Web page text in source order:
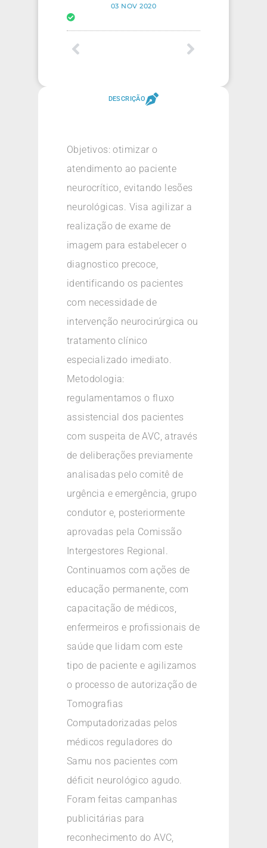
03 NOV 2020
DESCRIÇÃO
Objetivos: otimizar o
atendimento ao paciente
neurocrítico, evitando lesões
neurológicas. Visa agilizar a
realização de exame de
imagem para estabelecer o
diagnostico precoce,
identificando os pacientes
com necessidade de
intervenção neurocirúrgica ou
tratamento clínico
especializado imediato.
Metodologia:
regulamentamos o fluxo
assistencial dos pacientes
com suspeita de AVC, através
de deliberações previamente
analisadas pelo comitê de
urgência e emergência, grupo
condutor e, posteriormente
aprovadas pela Comissão
Intergestores Regional.
Continuamos com ações de
educação permanente, com
capacitação de médicos,
enfermeiros e profissionais de
saúde que lidam com este
tipo de paciente e agilizamos
o processo de autorização de
Tomografias
Computadorizadas pelos
médicos reguladores do
Samu nos pacientes com
déficit neurológico agudo.
Foram feitas campanhas
publicitárias para
reconhecimento do AVC,